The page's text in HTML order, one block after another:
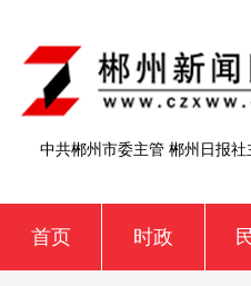
中共郴州市委主管 郴州日报社
首页 时政